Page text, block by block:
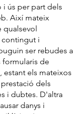
ús per part dels
Així mateix
qualsevol
i
ser rebudes a
de
estant els mateixos
dels
i dubtes. D'altra
danys i